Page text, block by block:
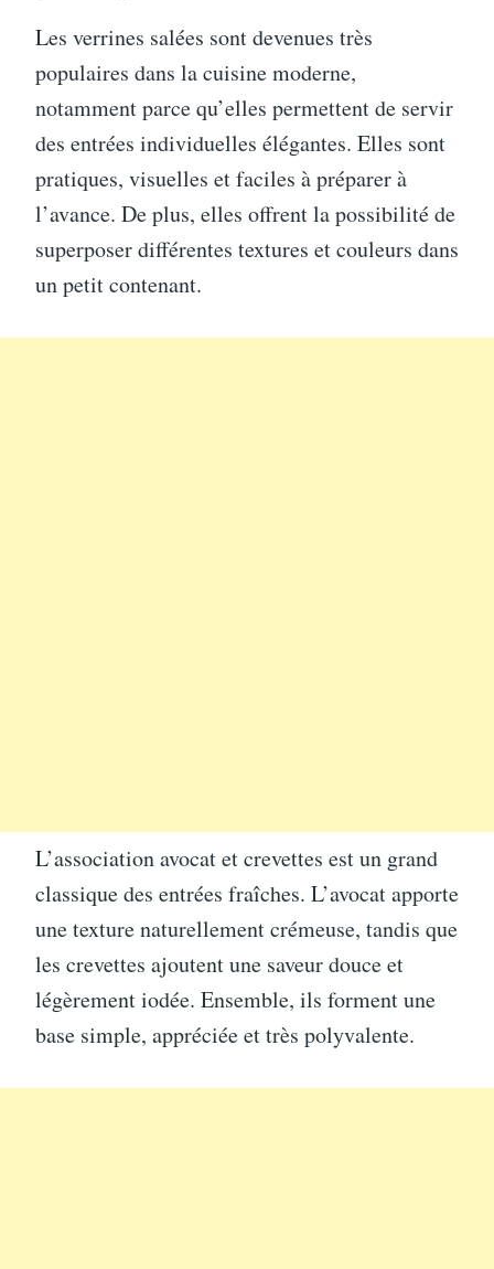
Les verrines salées sont devenues très
populaires dans la cuisine moderne,
notamment parce qu’elles permettent de servir
des entrées individuelles élégantes. Elles sont
pratiques, visuelles et faciles à préparer à
l’avance. De plus, elles offrent la possibilité de
superposer différentes textures et couleurs dans
un petit contenant.
L’association avocat et crevettes est un grand
classique des entrées fraîches. L’avocat apporte
une texture naturellement crémeuse, tandis que
les crevettes ajoutent une saveur douce et
légèrement iodée. Ensemble, ils forment une
base simple, appréciée et très polyvalente.